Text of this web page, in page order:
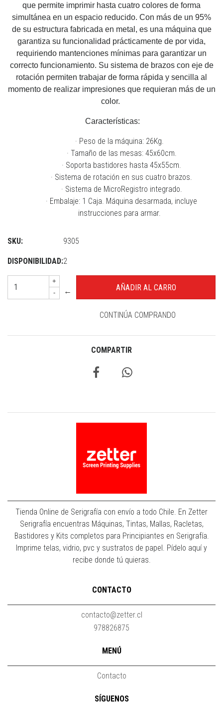
que permite imprimir hasta cuatro colores de forma
simultánea en un espacio reducido. Con más de un 95%
de su estructura fabricada en metal, es una máquina que
garantiza su funcionalidad prácticamente de por vida,
requiriendo mantenciones mínimas para garantizar un
correcto funcionamiento. Su sistema de brazos con eje de
rotación permiten trabajar de forma rápida y sencilla al
momento de realizar impresiones que requieran más de un
color.
Características:
· Peso de la máquina: 26Kg.
· Tamaño de las mesas: 45x60cm.
· Soporta bastidores hasta 45x55cm.
· Sistema de rotación en sus cuatro brazos.
· Sistema de MicroRegistro integrado.
· Embalaje: 1 Caja. Máquina desarmada, incluye
instrucciones para armar.
SKU: 9305
DISPONIBILIDAD:2
+
-
←
CONTINÚA COMPRANDO
COMPARTIR
Tienda Online de Serigrafía con envío a todo Chile. En Zetter
Serigrafía encuentras Máquinas, Tintas, Mallas, Racletas,
Bastidores y Kits completos para Principiantes en Serigrafía.
Imprime telas, vidrio, pvc y sustratos de papel. Pídelo aquí y
recibe donde tú quieras.
CONTACTO
contacto@zetter.cl
978826875
MENÚ
Contacto
SÍGUENOS